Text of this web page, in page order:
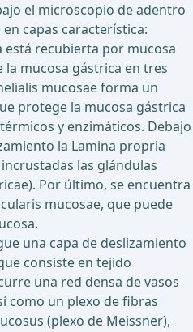
el microscopio de adentro
capas característica:
recubierta por mucosa
la mucosa gástrica en tres
mucosae forma un
protege la mucosa gástrica
y enzimáticos. Debajo
la Lamina propria
las glándulas
Por último, se encuentra
mucosae, que puede
una capa de deslizamiento
consiste en tejido
una red densa de vasos
como un plexo de fibras
(plexo de Meissner),